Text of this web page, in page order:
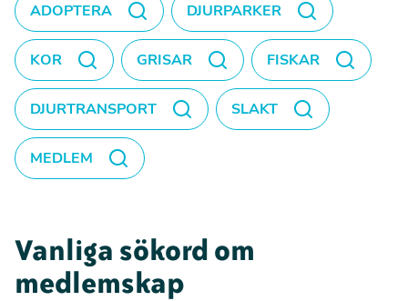
ADOPTERA DJURPARKER
KOR GRISAR FISKAR
DJURTRANSPORT SLAKT
MEDLEM
Vanliga sökord om
medlemskap